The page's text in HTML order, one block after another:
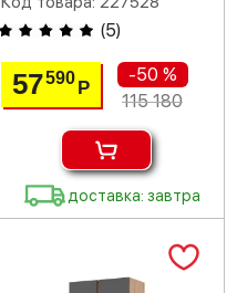
(5)
57590 Р
-50 %
115 180
доставка: завтра